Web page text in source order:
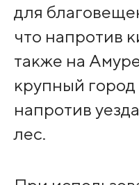
для
что напротив
также на
крупный
напротив
лес.